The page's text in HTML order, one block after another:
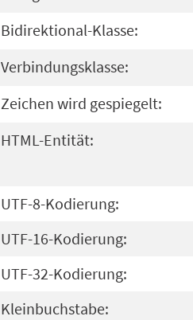
Bidirektional-Klasse:
Verbindungsklasse:
Zeichen wird gespiegelt:
HTML-Entität:
UTF-8-Kodierung:
UTF-16-Kodierung:
UTF-32-Kodierung:
Kleinbuchstabe: